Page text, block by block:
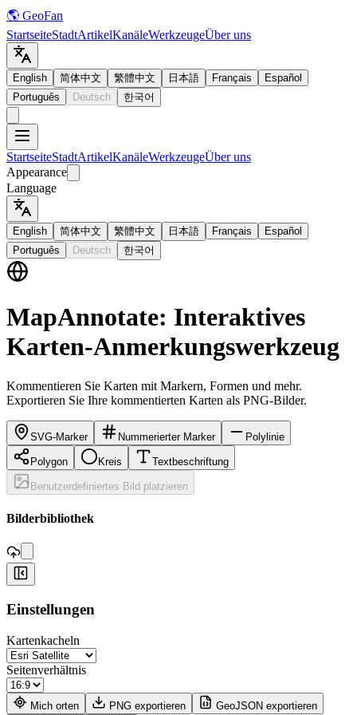
🌎 GeoFan
StartseiteStadtArtikelKanäleWerkzeugeÜber uns
English 简体中文 繁體中文 日本語 Français
Español
Português
Deutsch 한국어
StartseiteStadtArtikelKanäleWerkzeugeÜber uns
Appearance
Language
English 简体中文 繁體中文 日本語 Français
Español
Português
Deutsch 한국어
MapAnnotate: Interaktives
Karten-Anmerkungswerkzeug
Kommentieren Sie Karten mit Markern, Formen und mehr.
Exportieren Sie Ihre kommentierten Karten als PNG-Bilder.
SVG-Marker Nummerierter Marker Polylinie
Polygon Kreis Textbeschriftung
Benutzerdefiniertes Bild platzieren
Bilderbibliothek
+
−
Einstellungen
Kartenkacheln
Seitenverhältnis
Mich orten PNG exportieren GeoJSON exportieren